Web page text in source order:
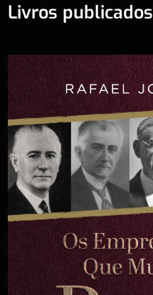
Livros publicados